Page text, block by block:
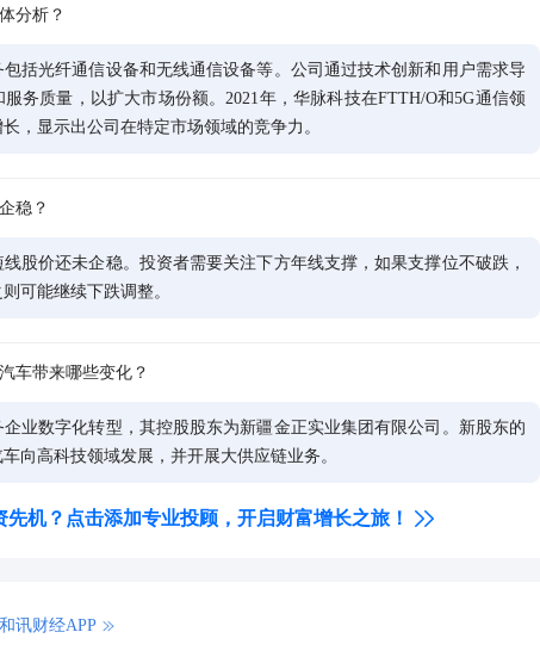
分析？
括光纤通信设备和无线通信设备等。公司通过技术创新和用户需求导
务质量，以扩大市场份额。2021年，华脉科技在FTTH/O和5G通信领
，显示出公司在特定市场领域的竞争力。
稳？
股价还未企稳。投资者需要关注下方年线支撑，如果支撑位不破跌，
可能继续下跌调整。
车带来哪些变化？
业数字化转型，其控股股东为新疆金正实业集团有限公司。新股东的
向高科技领域发展，并开展大供应链业务。
先机？点击添加专业投顾，开启财富增长之旅！
讯财经APP